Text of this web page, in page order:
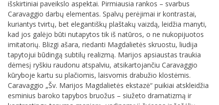
išskirtiniai paveikslo aspektai. Pirmiausia rankos – svarbus
Caravaggio darbų elementas. Spalvų perėjimai ir kontrastai,
kuriantys tvirtų, bet elegantiškų plaštakų vaizdą, leidžia manyti,
kad jos galėjo būti nutapytos tik iš natūros, o ne nukopijuotos
imitatorių. Blizgi ašara, riedanti Magdalietės skruostu, liudija
tapytojui būdingą subtilų realizmą. Marijos apsiaustas traukia
dėmesį ryškiu raudonu atspalviu, atsikartojančiu Caravaggio
kūryboje kartu su plačiomis, laisvomis drabužio klostėmis.
Caravaggio „Šv. Marijos Magdalietės ekstazė“ puikiai atskleidžia
esminius baroko tapybos bruožus – siužeto dramatizmą ir